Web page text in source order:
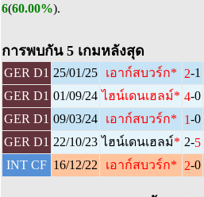
6(60.00%).
การพบกัน 5 เกมหลังสุด
GER D1 25/01/25 เอาก์สบวร์ก* 2-1
GER D1 01/09/24 ไฮน์เดนเฮลม์* 4-0
GER D1 09/03/24 เอาก์สบวร์ก* 1-0
GER D1 22/10/23 ไฮน์เดนเฮลม์* 2-5
INT CF 16/12/22 เอาก์สบวร์ก* 2-0